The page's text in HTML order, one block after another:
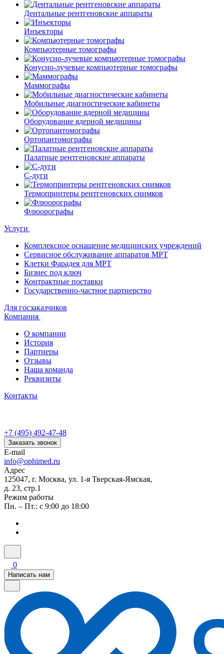
Дентальные рентгеновские аппараты
Инъекторы
Компьютерные томографы
Конусно-лучевые компьютерные томографы
Маммографы
Мобильные диагностические кабинеты
Оборудование ядерной медицины
Ортопантомографы
Палатные рентгеновские аппараты
С-дуги
Термопринтеры рентгеновских снимков
Флюорографы
Услуги
Комплексное оснащение медицинских учреждений
Сервисное обслуживание аппаратов МРТ
Клетки Фарадея для МРТ
Бизнес под ключ
Контрактные поставки
Государственно-частное партнерство
Для госзаказчиков
Компания
О компании
История
Партнеры
Отзывы
Наша команда
Реквизиты
Контакты
+7 (495) 492-47-48
Заказать звонок
E-mail
info@ophimed.ru
Адрес
125047, г. Москва, ул. 1-я Тверская-Ямская,
д. 23, стр.1
Режим работы
Пн. – Пт.: с 9:00 до 18:00
0
Написать нам